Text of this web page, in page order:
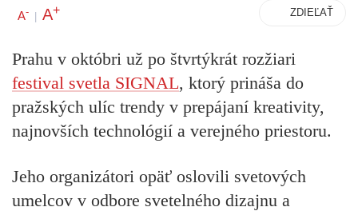
A- | A+ ZDIEĽAŤ
Prahu v októbri už po štvrtýkrát rozžiari
festival svetla SIGNAL, ktorý prináša do
pražských ulíc trendy v prepájaní kreativity,
najnovších technológií a verejného priestoru.
Jeho organizátori opäť oslovili svetových
umelcov v odbore svetelného dizajnu a